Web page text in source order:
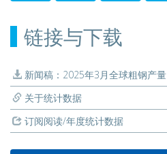
链接与下载
新闻稿：2025年3月全球粗钢产量
关于统计数据
订阅阅读/年度统计数据